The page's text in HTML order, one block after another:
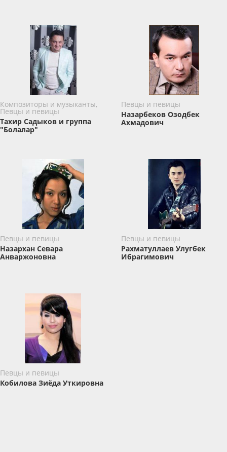
Композиторы и музыканты,
Певцы и певицы
Тахир Садыков и группа
"Болалар"
Певцы и певицы
Назарбеков Озодбек
Ахмадович
Певцы и певицы
Назархан Севара
Анваржоновна
Певцы и певицы
Рахматуллаев Улугбек
Ибрагимович
Певцы и певицы
Кобилова Зиёда Уткировна